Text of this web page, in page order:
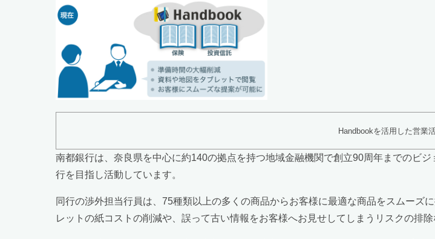
Handbookを活用した営業
南都銀行は、奈良県を中心に約140の拠点を持つ地域金融機関で創立90周年までのビ
行を目指し活動しています。
同行の渉外担当行員は、75種類以上の多くの商品からお客様に最適な商品をスムーズ
レットの紙コストの削減や、誤って古い情報をお客様へお見せしてしまうリスクの排除